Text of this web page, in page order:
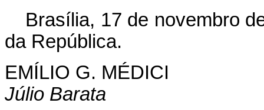
Brasília, 17 de novembro
da República.
EMÍLIO G. MÉDICI
Júlio Barata